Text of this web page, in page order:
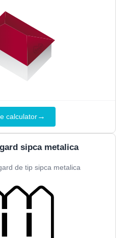
calculator→
sipca metalica
de tip sipca metalica